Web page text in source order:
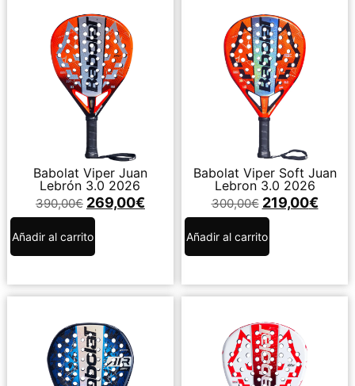
Babolat Viper Juan
Lebrón 3.0 2026
390,00€ 269,00€
Añadir al carrito
Babolat Viper Soft Juan
Lebron 3.0 2026
300,00€ 219,00€
Añadir al carrito